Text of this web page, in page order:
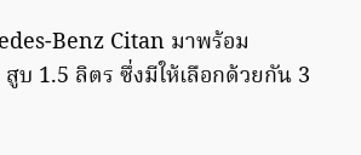
Benz Citan มาพร้อม
บ 1.5 ลิตร ซึ่งมีให้เลือกด้วยกัน 3